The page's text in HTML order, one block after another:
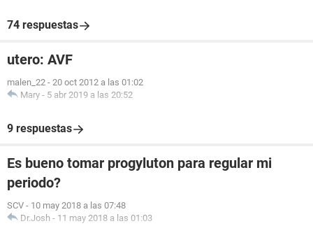
74 respuestas
utero: AVF
malen_22 - 20 oct 2012 a las 01:02
Mary - 5 abr 2019 a las 20:52
9 respuestas
Es bueno tomar progyluton para regular mi
periodo?
SCV - 10 may 2018 a las 07:48
Dr.Josh - 11 may 2018 a las 01:03